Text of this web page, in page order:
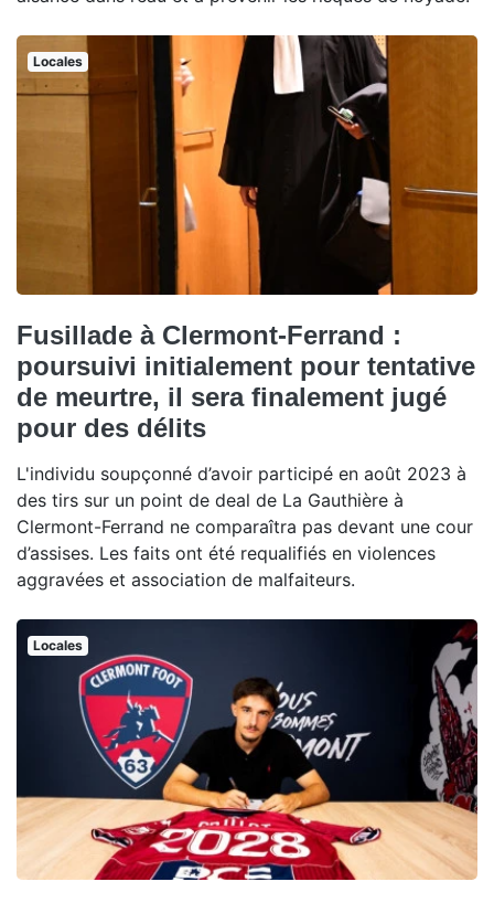
Locales
Fusillade à Clermont-Ferrand :
poursuivi initialement pour tentative
de meurtre, il sera finalement jugé
pour des délits
L'individu soupçonné d’avoir participé en août 2023 à
des tirs sur un point de deal de La Gauthière à
Clermont-Ferrand ne comparaîtra pas devant une cour
d’assises. Les faits ont été requalifiés en violences
aggravées et association de malfaiteurs.
Locales